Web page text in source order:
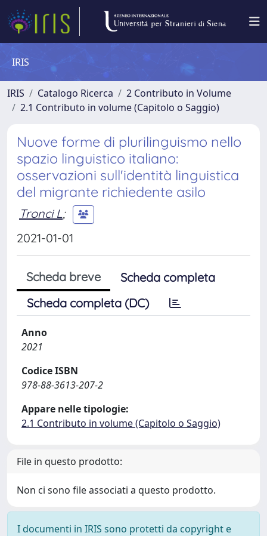
IRIS
IRIS Catalogo Ricerca
2 Contributo in Volume
2.1 Contributo in volume (Capitolo o Saggio)
Nuove forme di plurilinguismo nello
spazio linguistico italiano:
osservazioni sull'identità linguistica
del migrante richiedente asilo
Tronci L;
2021-01-01
Scheda breve
Scheda completa
Scheda completa (DC)
Anno
2021
Codice ISBN
978-88-3613-207-2
Appare nelle tipologie:
2.1 Contributo in volume (Capitolo o Saggio)
File in questo prodotto:
Non ci sono file associati a questo prodotto.
I documenti in IRIS sono protetti da copyright e